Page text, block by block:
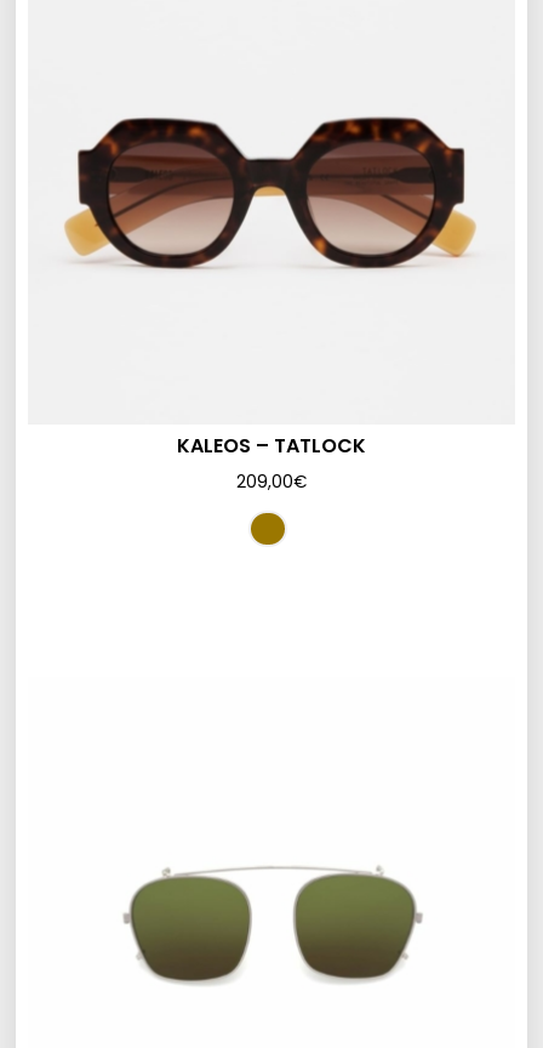
KALEOS – TATLOCK
209,00€